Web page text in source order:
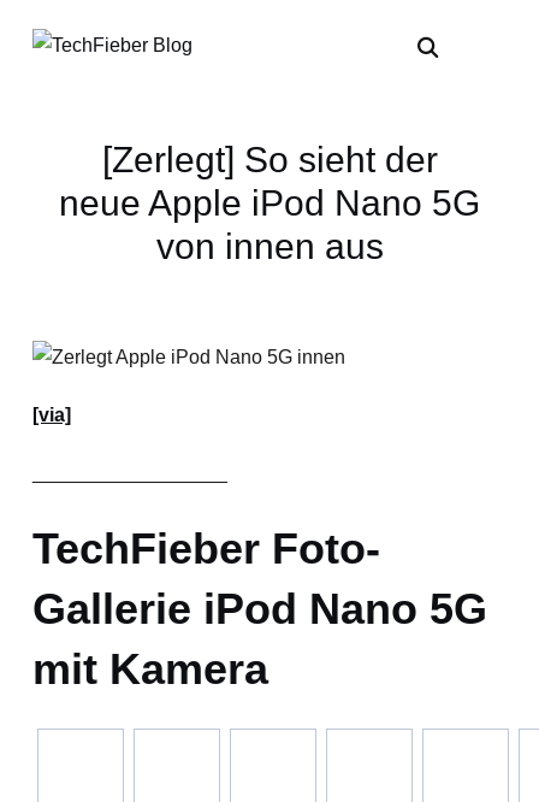
[Zerlegt] So sieht der
neue Apple iPod Nano 5G
von innen aus
[via]
TechFieber Foto-
Gallerie iPod Nano 5G
mit Kamera